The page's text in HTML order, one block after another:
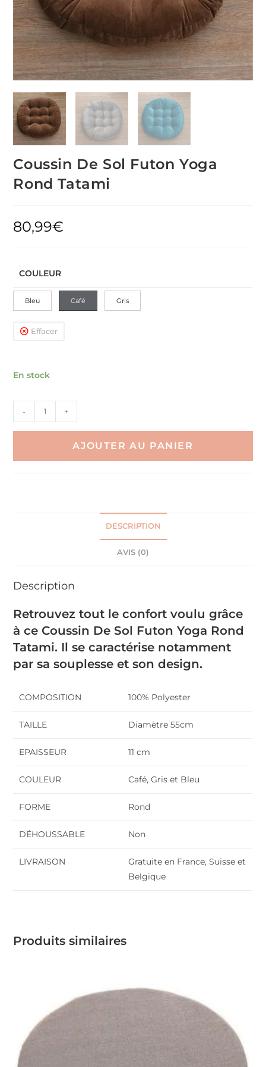
Coussin De Sol Futon Yoga
Rond Tatami
80,99€
COULEUR
Bleu Café Gris
Effacer
En stock
quantité
de
- +
AJOUTER AU PANIER
DESCRIPTION
AVIS (0)
Description
Retrouvez tout le confort voulu grâce
à ce Coussin De Sol Futon Yoga Rond
Tatami. Il se caractérise notamment
par sa souplesse et son design.
COMPOSITION 100% Polyester
TAILLE Diamètre 55cm
EPAISSEUR 11 cm
COULEUR Café, Gris et Bleu
FORME Rond
DÉHOUSSABLE Non
LIVRAISON
Gratuite en France, Suisse et
Belgique
Produits similaires